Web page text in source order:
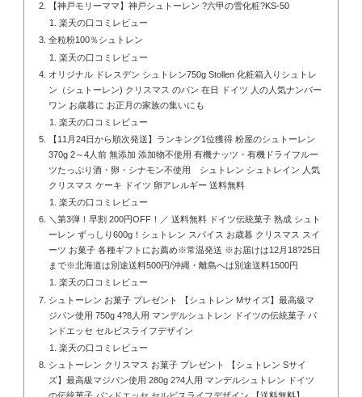
【神戸モリーママ】神戸シュトーレン ?六甲の雪化粧?KS-50
楽天の口コミレビュー
全粒粉100％シュトレン
楽天の口コミレビュー
オリジナル ドレスデン シュトレン750g Stollen 化粧箱入りシュトレ
ン（シュトーレン) クリスマス のパン 在日 ドイツ 人の人気ナンバー
ワン お歳暮に お正月の家族の集いにも
楽天の口コミレビュー
【11月24日から順次発送】ランキング1位獲得 粉屋のシュトーレン
370g 2～4人前 無添加 添加物不使用 有機ナッツ・有機ドライフルー
ツたっぷり酒・卵・シナモン不使用 シュトレン シュトレイン 人気
クリスマス ケーキ ドイツ 卵アレルギー 送料無料
楽天の口コミレビュー
＼第3弾！早割 200円OFF！／ 送料無料 ドイツ伝統菓子 熟成 シュト
ーレン ずっしり600g！シュトレン スパイス お歳暮 クリスマス スイ
ーツ お菓子 各種ギフトにお薦め※常温発送 ※お届けは12月18?25日
まで※北海道は別途送料500円/沖縄・離島へは別途送料1500円
楽天の口コミレビュー
シュトーレン お菓子 プレゼント 【シュトレン Mサイズ】最高級マ
ジパン使用 750g 4?8人用 マンデルシュトレン ドイツの伝統菓子 パ
ンドエッセ セルビスライフデザイン
楽天の口コミレビュー
シュトーレン クリスマス お菓子 プレゼント 【シュトレン Sサイ
ズ】最高級マジパン使用 280g 2?4人用 マンデルシュトレン ドイツ